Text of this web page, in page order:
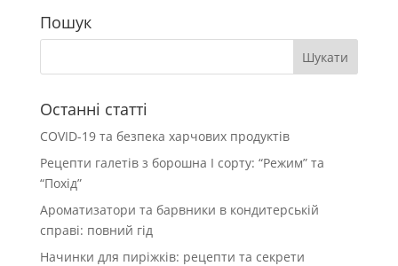
Пошук
Останні статті
COVID-19 та безпека харчових продуктів
Рецепти галетів з борошна І сорту: “Режим” та
“Похід”
Ароматизатори та барвники в кондитерській
справі: повний гід
Начинки для пиріжків: рецепти та секрети